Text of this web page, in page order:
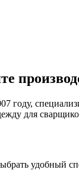
году,
для
удобный